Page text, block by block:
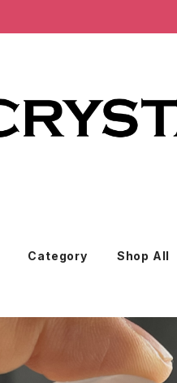
Category Shop All